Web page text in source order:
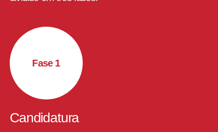
Fase 1
Candidatura